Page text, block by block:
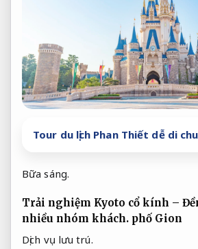
Tour du lịch Phan Thiết dễ di
Bữa sáng.
Trải nghiệm Kyoto cổ kính –
nhiều nhóm khách. phố Gion
Dịch vụ lưu trú.